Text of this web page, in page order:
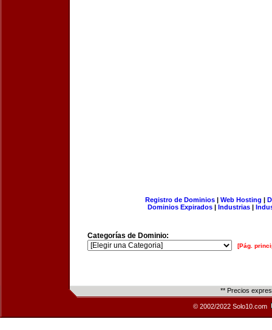
Registro de Dominios| Web Hosting |
Dominios Expirados | Industrias |
Categorías de Dominio:
[Pág.
** Precios
© 2002/2022 Solo10.com